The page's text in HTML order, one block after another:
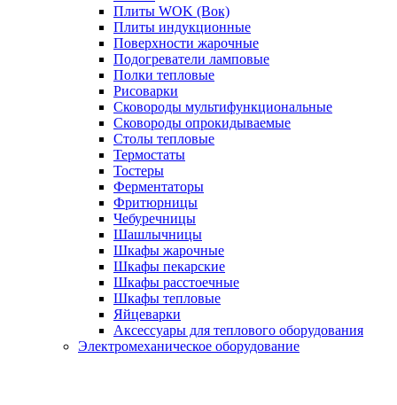
Плиты WOK (Вок)
Плиты индукционные
Поверхности жарочные
Подогреватели ламповые
Полки тепловые
Рисоварки
Сковороды мультифункциональные
Сковороды опрокидываемые
Столы тепловые
Термостаты
Тостеры
Ферментаторы
Фритюрницы
Чебуречницы
Шашлычницы
Шкафы жарочные
Шкафы пекарские
Шкафы расстоечные
Шкафы тепловые
Яйцеварки
Аксессуары для теплового оборудования
Электромеханическое оборудование